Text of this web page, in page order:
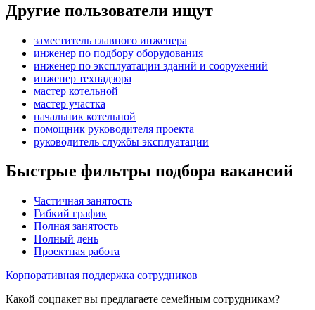
Другие пользователи ищут
заместитель главного инженера
инженер по подбору оборудования
инженер по эксплуатации зданий и сооружений
инженер технадзора
мастер котельной
мастер участка
начальник котельной
помощник руководителя проекта
руководитель службы эксплуатации
Быстрые фильтры подбора вакансий
Частичная занятость
Гибкий график
Полная занятость
Полный день
Проектная работа
Корпоративная поддержка сотрудников
Какой соцпакет вы предлагаете семейным сотрудникам?